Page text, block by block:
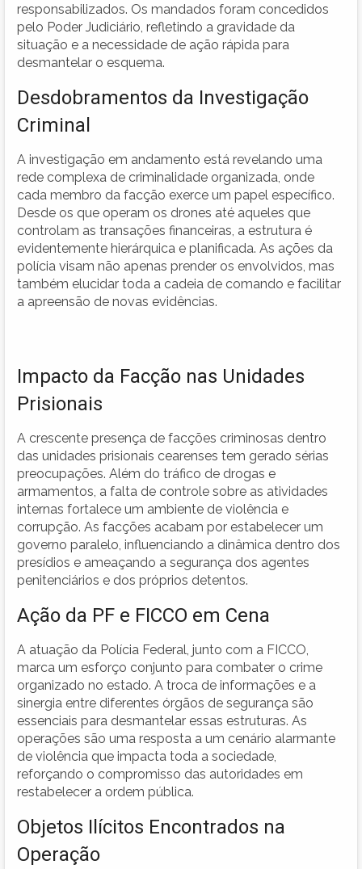
responsabilizados. Os mandados foram concedidos
pelo Poder Judiciário, refletindo a gravidade da
situação e a necessidade de ação rápida para
desmantelar o esquema.
Desdobramentos da Investigação
Criminal
A investigação em andamento está revelando uma
rede complexa de criminalidade organizada, onde
cada membro da facção exerce um papel específico.
Desde os que operam os drones até aqueles que
controlam as transações financeiras, a estrutura é
evidentemente hierárquica e planificada. As ações da
polícia visam não apenas prender os envolvidos, mas
também elucidar toda a cadeia de comando e facilitar
a apreensão de novas evidências.
Impacto da Facção nas Unidades
Prisionais
A crescente presença de facções criminosas dentro
das unidades prisionais cearenses tem gerado sérias
preocupações. Além do tráfico de drogas e
armamentos, a falta de controle sobre as atividades
internas fortalece um ambiente de violência e
corrupção. As facções acabam por estabelecer um
governo paralelo, influenciando a dinâmica dentro dos
presídios e ameaçando a segurança dos agentes
penitenciários e dos próprios detentos.
Ação da PF e FICCO em Cena
A atuação da Polícia Federal, junto com a FICCO,
marca um esforço conjunto para combater o crime
organizado no estado. A troca de informações e a
sinergia entre diferentes órgãos de segurança são
essenciais para desmantelar essas estruturas. As
operações são uma resposta a um cenário alarmante
de violência que impacta toda a sociedade,
reforçando o compromisso das autoridades em
restabelecer a ordem pública.
Objetos Ilícitos Encontrados na
Operação